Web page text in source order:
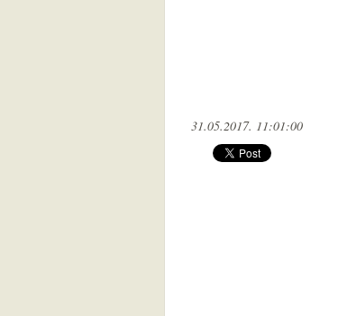
31.05.2017. 11:01:00